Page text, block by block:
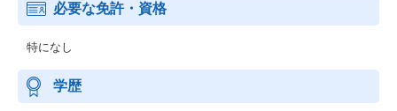
必要な免許・資格
特になし
学歴